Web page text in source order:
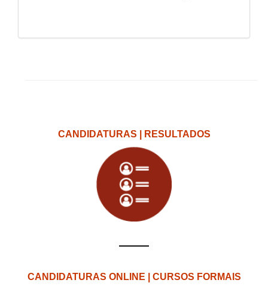
CANDIDATURAS | RESULTADOS
CANDIDATURAS ONLINE | CURSOS FORMAIS